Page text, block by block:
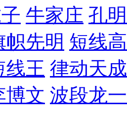
牛家庄 孔
帜先明 短线
线王 律动天成
博文 波段龙一